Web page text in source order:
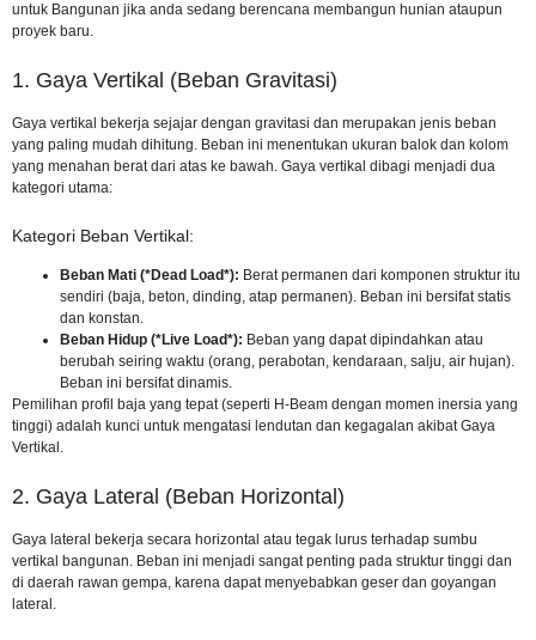
untuk Bangunan jika anda sedang berencana membangun hunian ataupun
proyek baru.
1. Gaya Vertikal (Beban Gravitasi)
Gaya vertikal bekerja sejajar dengan gravitasi dan merupakan jenis beban
yang paling mudah dihitung. Beban ini menentukan ukuran balok dan kolom
yang menahan berat dari atas ke bawah. Gaya vertikal dibagi menjadi dua
kategori utama:
Kategori Beban Vertikal:
Beban Mati (*Dead Load*): Berat permanen dari komponen struktur itu
sendiri (baja, beton, dinding, atap permanen). Beban ini bersifat statis
dan konstan.
Beban Hidup (*Live Load*): Beban yang dapat dipindahkan atau
berubah seiring waktu (orang, perabotan, kendaraan, salju, air hujan).
Beban ini bersifat dinamis.
Pemilihan profil baja yang tepat (seperti H-Beam dengan momen inersia yang
tinggi) adalah kunci untuk mengatasi lendutan dan kegagalan akibat Gaya
Vertikal.
2. Gaya Lateral (Beban Horizontal)
Gaya lateral bekerja secara horizontal atau tegak lurus terhadap sumbu
vertikal bangunan. Beban ini menjadi sangat penting pada struktur tinggi dan
di daerah rawan gempa, karena dapat menyebabkan geser dan goyangan
lateral.